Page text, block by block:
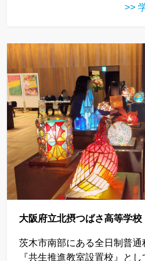
>>
大阪府立北摂つばさ高等学校
茨木市南部にある全日制普通
『共生推進教室設置校』と